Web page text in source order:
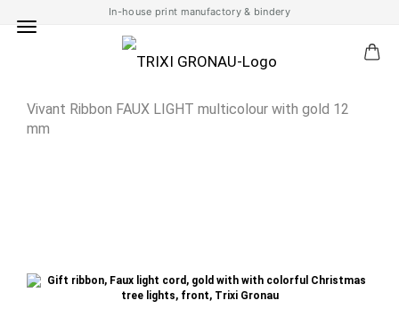
In-house print manufactory & bindery
Vivant Ribbon FAUX LIGHT multicolour with gold 12
mm